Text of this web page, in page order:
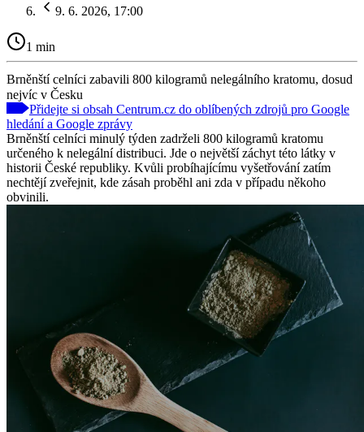
9. 6. 2026, 17:00
1 min
Brněnští celníci zabavili 800 kilogramů nelegálního kratomu, dosud
nejvíc v Česku
Přidejte si obsah Centrum.cz do oblíbených zdrojů pro Google
hledání a Google zprávy
Brněnští celníci minulý týden zadrželi 800 kilogramů kratomu
určeného k nelegální distribuci. Jde o největší záchyt této látky v
historii České republiky. Kvůli probíhajícímu vyšetřování zatím
nechtějí zveřejnit, kde zásah proběhl ani zda v případu někoho
obvinili.